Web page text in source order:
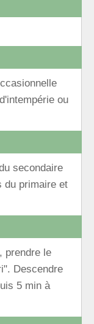
ou
secondaire
du primaire et
prendre le
Descendre
5 min à